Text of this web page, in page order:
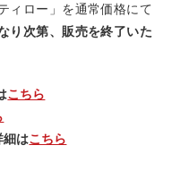
ィロー」を通常価格にて
り次第、販売を終了いた
こちら
細はこちら